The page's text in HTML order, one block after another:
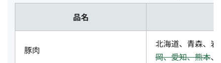
品名
豚肉
北海道、青森、
岡、愛知、熊本